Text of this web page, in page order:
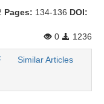
Pages: 134-136 DOI:
0
1236
Similar Articles